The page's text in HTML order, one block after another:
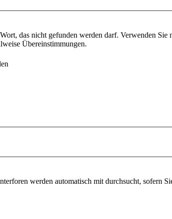
das nicht gefunden werden darf. Verwenden Sie
Übereinstimmungen.
werden automatisch mit durchsucht, sofern